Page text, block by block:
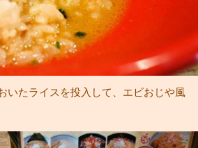
いたライスを投入して、エビおじや風